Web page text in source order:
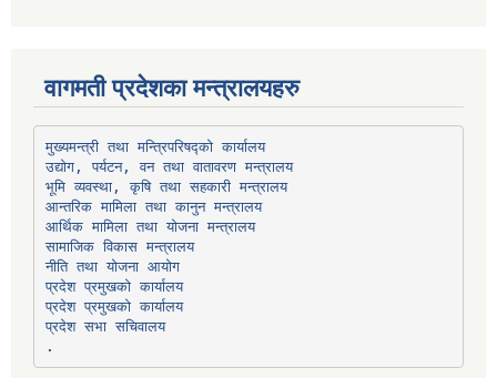
वागमती प्रदेशका मन्त्रालयहरु
मुख्यमन्त्री तथा मन्त्रिपरिषद्को कार्यालय
उद्योग, पर्यटन, वन तथा वातावरण मन्त्रालय
भूमि व्यवस्था, कृषि तथा सहकारी मन्त्रालय
आन्तरिक मामिला तथा कानुन मन्त्रालय
आर्थिक मामिला तथा योजना मन्त्रालय
सामाजिक विकास मन्त्रालय
नीति तथा योजना आयोग
प्रदेश प्रमुखको कार्यालय
प्रदेश प्रमुखको कार्यालय
प्रदेश सभा सचिवालय